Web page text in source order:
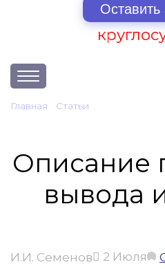
Оставить
Услуги и стоимость
Вопрос-ответ
Главная Статьи
Описание
вывода
И.И. Семенов 2 Июля